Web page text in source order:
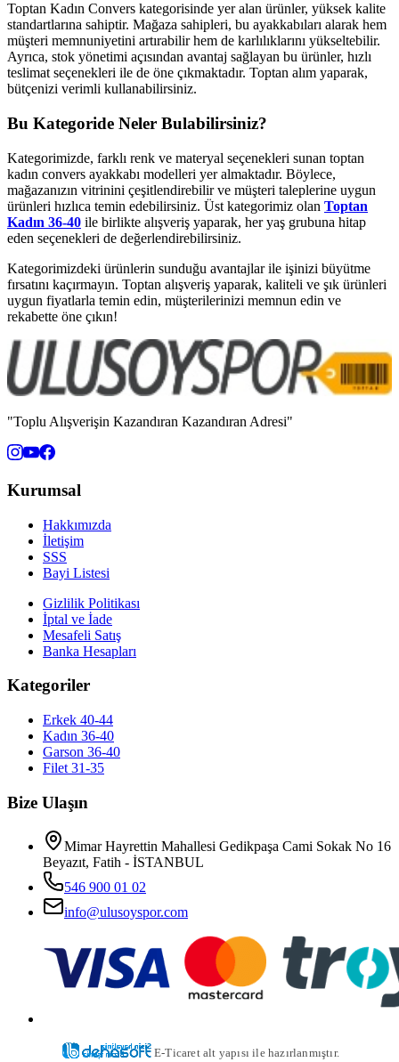
Toptan Kadın Convers kategorisinde yer alan ürünler, yüksek kalite
standartlarına sahiptir. Mağaza sahipleri, bu ayakkabıları alarak hem
müşteri memnuniyetini artırabilir hem de karlılıklarını yükseltebilir.
Ayrıca, stok yönetimi açısından avantaj sağlayan bu ürünler, hızlı
teslimat seçenekleri ile de öne çıkmaktadır. Toptan alım yaparak,
bütçenizi verimli kullanabilirsiniz.
Bu Kategoride Neler Bulabilirsiniz?
Kategorimizde, farklı renk ve materyal seçenekleri sunan toptan
kadın convers ayakkabı modelleri yer almaktadır. Böylece,
mağazanızın vitrinini çeşitlendirebilir ve müşteri taleplerine uygun
ürünleri hızlıca temin edebilirsiniz. Üst kategorimiz olan Toptan
Kadın 36-40 ile birlikte alışveriş yaparak, her yaş grubuna hitap
eden seçenekleri de değerlendirebilirsiniz.
Kategorimizdeki ürünlerin sunduğu avantajlar ile işinizi büyütme
fırsatını kaçırmayın. Toptan alışveriş yaparak, kaliteli ve şık ürünleri
uygun fiyatlarla temin edin, müşterilerinizi memnun edin ve
rekabette öne çıkın!
"Toplu Alışverişin Kazandıran Kazandıran Adresi"
Kurumsal
Hakkımızda
İletişim
SSS
Bayi Listesi
Gizlilik Politikası
İptal ve İade
Mesafeli Satış
Banka Hesapları
Kategoriler
Erkek 40-44
Kadın 36-40
Garson 36-40
Filet 31-35
Bize Ulaşın
Mimar Hayrettin Mahallesi Gedikpaşa Cami Sokak No 16
Beyazıt, Fatih - İSTANBUL
546 900 01 02
info@ulusoyspor.com
E-Ticaret alt yapısı ile hazırlanmıştır.